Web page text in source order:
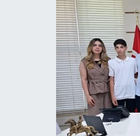
Siyaset
YEREL HABER
Haberde insan
Tanıtım